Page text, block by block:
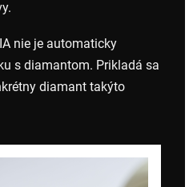
nie je automaticky
s diamantom. Prikladá sa
diamant takýto